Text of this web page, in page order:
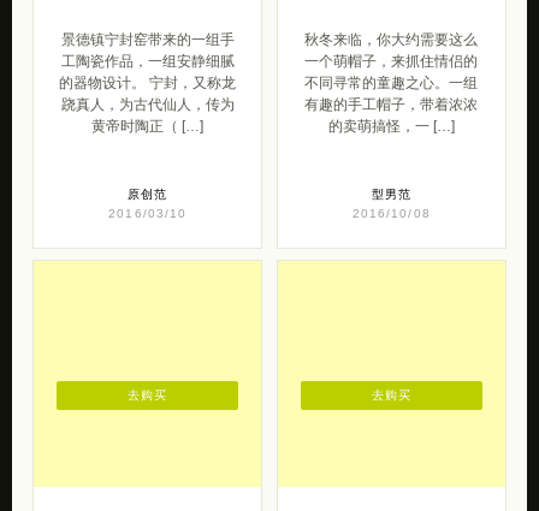
景德镇宁封窑带来的一组手
工陶瓷作品，一组安静细腻
的器物设计。 宁封，又称龙
跷真人，为古代仙人，传为
黄帝时陶正（ […]
原创范
2016/03/10
秋冬来临，你大约需要这么
一个萌帽子，来抓住情侣的
不同寻常的童趣之心。一组
有趣的手工帽子，带着浓浓
的卖萌搞怪，一 […]
型男范
2016/10/08
去购买 去购买